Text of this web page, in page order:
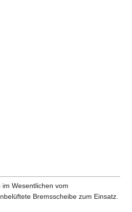
Wesentlichen vom
Bremsscheibe zum Einsatz.